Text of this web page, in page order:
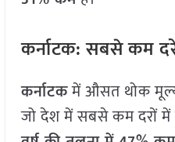
कर्नाटक: सबसे कम
कर्नाटकमें औसत थोक
जो देश में सबसे कम दरों